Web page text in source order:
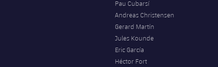
Pau Cubarsí
Andreas Christensen
Gerard Martín
Jules Kounde
Eric García
Héctor Fort